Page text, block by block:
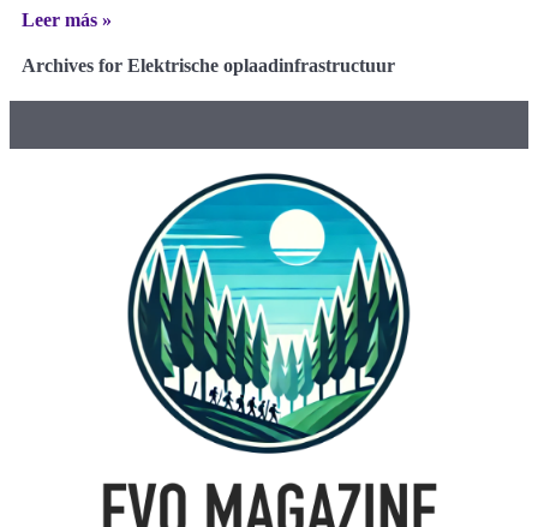
Leer más »
Archives for Elektrische oplaadinfrastructuur